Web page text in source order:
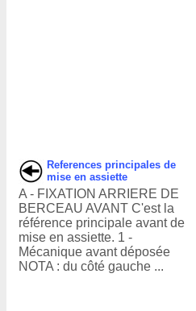
References principales de
mise en assiette
A - FIXATION ARRIERE DE
BERCEAU AVANT C'est la
référence principale avant de
mise en assiette. 1 -
Mécanique avant déposée
NOTA : du côté gauche ...